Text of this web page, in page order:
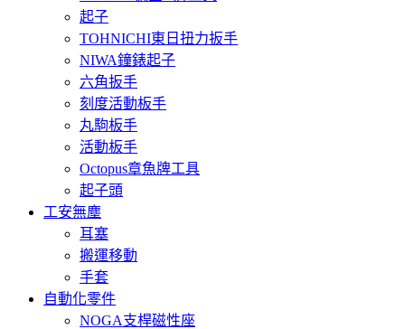
起子
TOHNICHI東日扭力扳手
NIWA鐘錶起子
六角扳手
刻度活動板手
丸駒板手
活動板手
Octopus章魚牌工具
起子頭
工安無塵
耳塞
搬運移動
手套
自動化零件
NOGA支桿磁性座